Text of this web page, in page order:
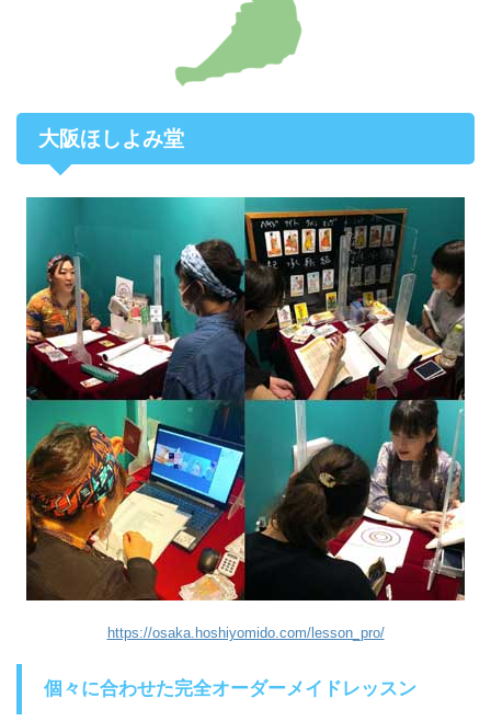
大阪ほしよみ堂
https://osaka.hoshiyomido.com/lesson_pro/
個々に合わせた完全オーダーメイドレッスン